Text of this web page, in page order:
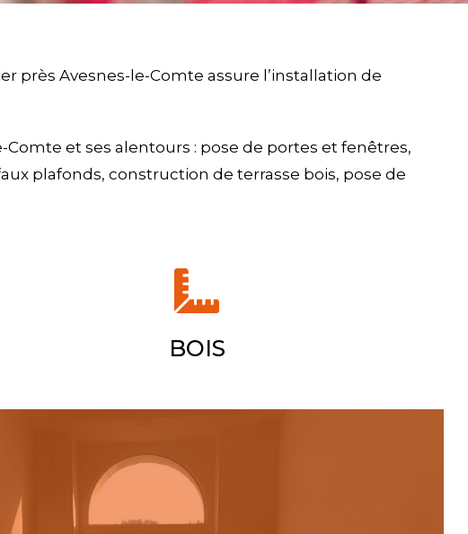
près Avesnes-le-Comte assure l’installation de
et ses alentours : pose de portes et fenêtres,
plafonds, construction de terrasse bois, pose de
BOIS